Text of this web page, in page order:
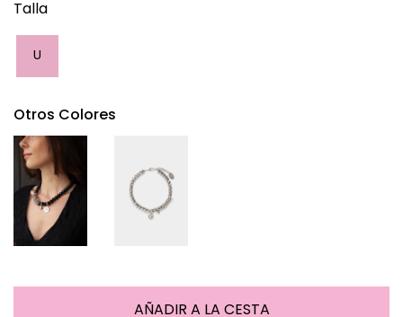
Talla
U
Otros Colores